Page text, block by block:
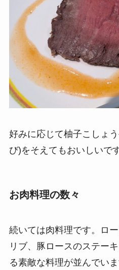
好みに応じて柚子こしょ
び)をそえてもおいしいです
お肉料理の数々
続いては肉料理です。ロ
リブ、豚ロースのステー
る素敵な料理が並んでいま